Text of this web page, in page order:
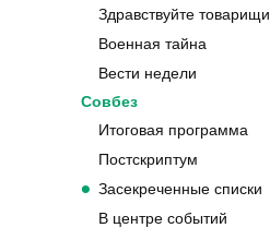
Здравствуйте товарищи
Военная тайна
Вести недели
Совбез
Итоговая программа
Постскриптум
Засекреченные списки
В центре событий